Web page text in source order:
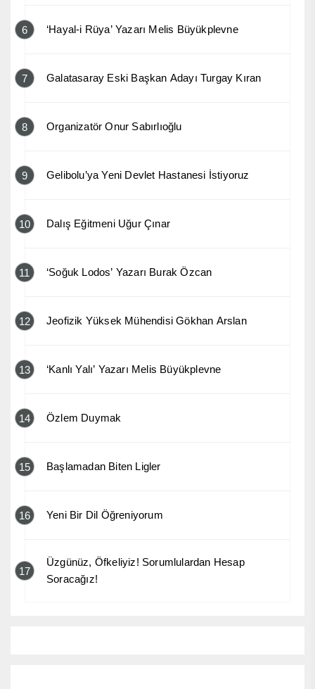
6 ‘Hayal-i Rüya’ Yazarı Melis Büyükplevne
7 Galatasaray Eski Başkan Adayı Turgay Kıran
8 Organizatör Onur Sabırlıoğlu
9 Gelibolu’ya Yeni Devlet Hastanesi İstiyoruz
10 Dalış Eğitmeni Uğur Çınar
11 ‘Soğuk Lodos’ Yazarı Burak Özcan
12 Jeofizik Yüksek Mühendisi Gökhan Arslan
13 ‘Kanlı Yalı’ Yazarı Melis Büyükplevne
14 Özlem Duymak
15 Başlamadan Biten Ligler
16 Yeni Bir Dil Öğreniyorum
17
Üzgünüz, Öfkeliyiz! Sorumlulardan Hesap
Soracağız!